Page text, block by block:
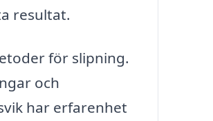
resultat.
för slipning.
och
har erfarenhet